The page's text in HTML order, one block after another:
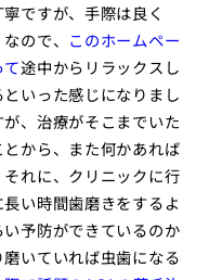
ですが、手際は良く
ので、 このホームペー
て途中からリラックスし
いった感じになりまし
、治療がそこまでいた
から、また何かあれば
れに、クリニックに行
い時間歯磨きをするよ
予防ができているのか
いていれば虫歯になる